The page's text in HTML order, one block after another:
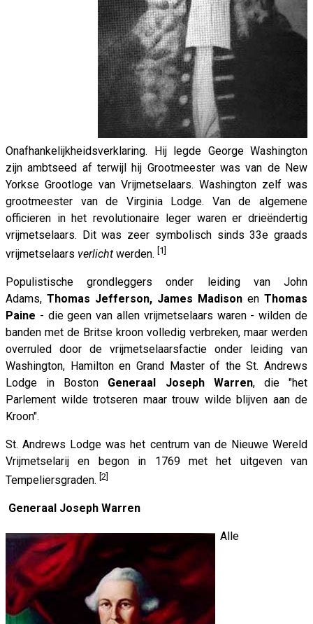
Onafhankelijkheidsverklaring. Hij legde George Washington
zijn ambtseed af terwijl hij Grootmeester was van de New
Yorkse Grootloge van Vrijmetselaars. Washington zelf was
grootmeester van de Virginia Lodge. Van de algemene
officieren in het revolutionaire leger waren er drieëndertig
vrijmetselaars. Dit was zeer symbolisch sinds 33e graads
vrijmetselaars verlicht werden. [1]
Populistische grondleggers onder leiding van John
Adams, Thomas Jefferson, James Madison en Thomas
Paine - die geen van allen vrijmetselaars waren - wilden de
banden met de Britse kroon volledig verbreken, maar werden
overruled door de vrijmetselaarsfactie onder leiding van
Washington, Hamilton en Grand Master of the St. Andrews
Lodge in Boston Generaal Joseph Warren, die "het
Parlement wilde trotseren maar trouw wilde blijven aan de
Kroon".
St. Andrews Lodge was het centrum van de Nieuwe Wereld
Vrijmetselarij en begon in 1769 met het uitgeven van
Tempeliersgraden. [2]
Generaal Joseph Warren
Alle